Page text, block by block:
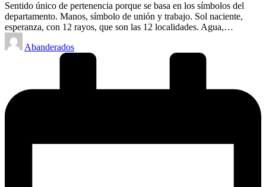
Sentido único de pertenencia porque se basa en los símbolos del
departamento. Manos, símbolo de unión y trabajo. Sol naciente,
esperanza, con 12 rayos, que son las 12 localidades. Agua,…
Posted
by
Abanderados